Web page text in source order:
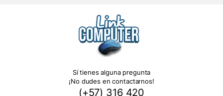
Sí tienes alguna pregunta
¡No dudes en contactarnos!
(+57) 316 420